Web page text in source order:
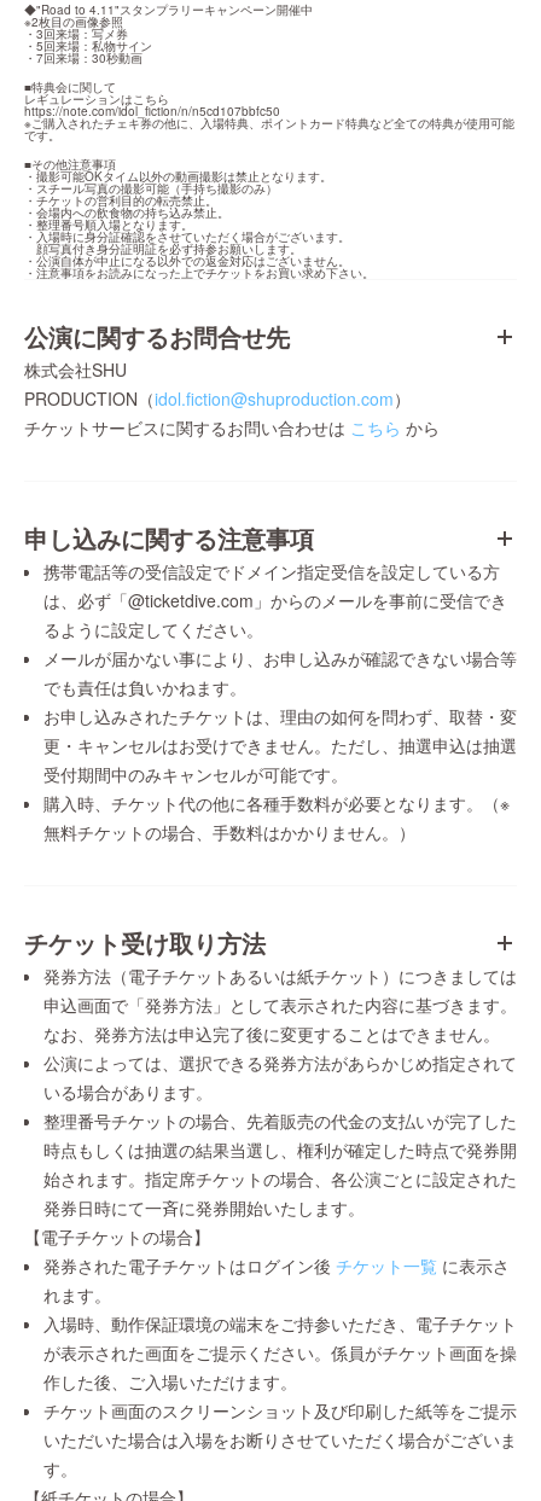
◆"Road to 4.11"スタンプラリーキャンペーン開催中
※2枚目の画像参照
・3回来場：写メ券
・5回来場：私物サイン
・7回来場：30秒動画
■特典会に関して
https://note.com/idol_fiction/n/n5cd107bbfc50
※ご購入されたチェキ券の他に、入場特典、ポイントカード特典など全ての特典が使用可能
です。
■その他注意事項
・撮影可能OKタイム以外の動画撮影は禁止となります。
・スチール写真の撮影可能（手持ち撮影のみ）
・チケットの営利目的の転売禁止。
・会場内への飲食物の持ち込み禁止。
・整理番号順入場となります。
・入場時に身分証確認をさせていただく場合がございます。
顔写真付き身分証明証を必ず持参お願いします。
・公演自体が中止になる以外での返金対応はございません。
・注意事項をお読みになった上でチケットをお買い求め下さい。
公演に関するお問合せ先
株式会社SHU
PRODUCTION（idol.fiction@shuproduction.com）
チケットサービスに関するお問い合わせは こちら から
申し込みに関する注意事項
携帯電話等の受信設定でドメイン指定受信を設定している方
は、必ず「@ticketdive.com」からのメールを事前に受信でき
るように設定してください。
メールが届かない事により、お申し込みが確認できない場合等
でも責任は負いかねます。
お申し込みされたチケットは、理由の如何を問わず、取替・変
更・キャンセルはお受けできません。ただし、抽選申込は抽選
受付期間中のみキャンセルが可能です。
購入時、チケット代の他に各種手数料が必要となります。（※
無料チケットの場合、手数料はかかりません。）
チケット受け取り方法
発券方法（電子チケットあるいは紙チケット）につきましては
申込画面で「発券方法」として表示された内容に基づきます。
なお、発券方法は申込完了後に変更することはできません。
公演によっては、選択できる発券方法があらかじめ指定されて
いる場合があります。
整理番号チケットの場合、先着販売の代金の支払いが完了した
時点もしくは抽選の結果当選し、権利が確定した時点で発券開
始されます。指定席チケットの場合、各公演ごとに設定された
発券日時にて一斉に発券開始いたします。
【電子チケットの場合】
発券された電子チケットはログイン後 チケット一覧 に表示さ
れます。
入場時、動作保証環境の端末をご持参いただき、電子チケット
が表示された画面をご提示ください。係員がチケット画面を操
作した後、ご入場いただけます。
チケット画面のスクリーンショット及び印刷した紙等をご提示
いただいた場合は入場をお断りさせていただく場合がございま
す。